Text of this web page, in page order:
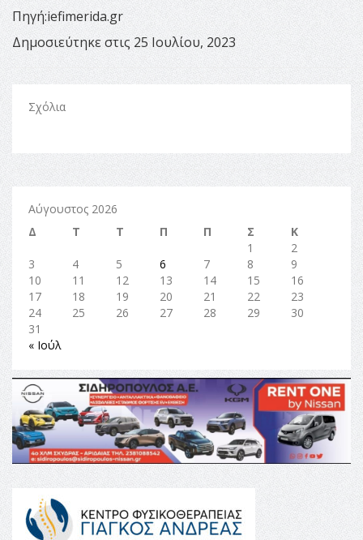
Πηγή:iefimerida.gr
Δημοσιεύτηκε στις 25 Ιουλίου, 2023
Σχόλια
Αύγουστος 2026
Δ
Τ Τ Π Π Σ
Κ
1
2
3
4 5 6 7 8
9
10
11 12 13 14 15
16
17
18 19 20 21 22
23
24
25 26 27 28 29
30
31
« Ιούλ